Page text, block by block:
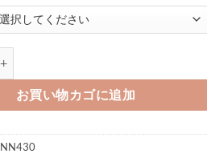
お買い物カゴに追加
NN430